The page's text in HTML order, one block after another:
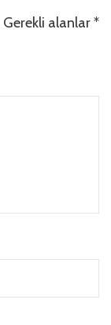
Gerekli alanlar*